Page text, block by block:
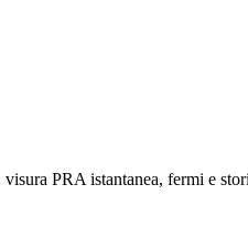
PRA istantanea, fermi e